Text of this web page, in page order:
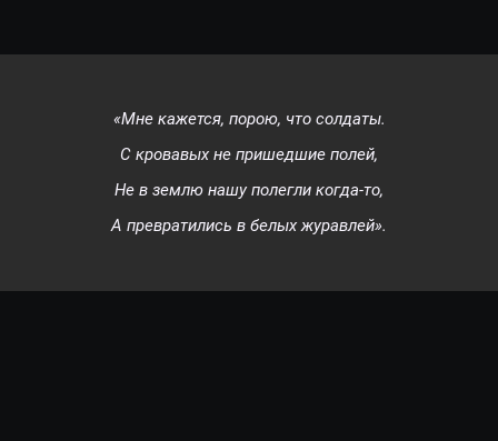
«Мне кажется, порою, что солдаты.
С кровавых не пришедшие полей,
Не в землю нашу полегли когда-то,
А превратились в белых журавлей».